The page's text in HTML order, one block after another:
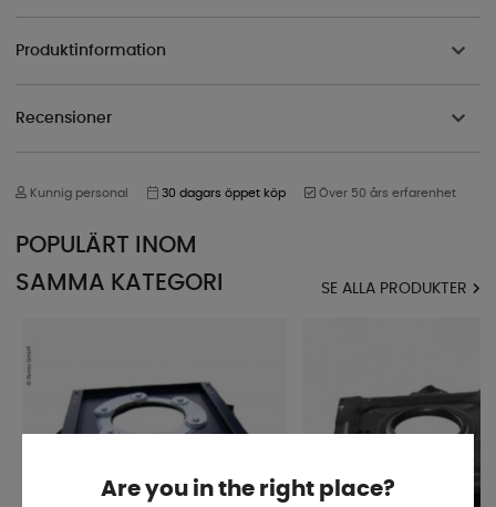
Produktinformation
Recensioner
Kunnig personal 30 dagars öppet köp Över 50 års erfarenhet
POPULÄRT INOM
SAMMA KATEGORI
SE ALLA PRODUKTER
Are you in the right place?